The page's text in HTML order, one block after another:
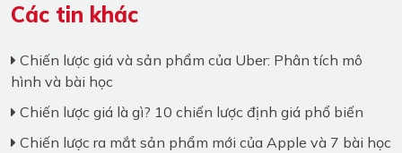
Các tin khác
Chiến lược giá và sản phẩm của Uber: Phân tích mô
hình và bài học
Chiến lược giá là gì? 10 chiến lược định giá phổ biến
Chiến lược ra mắt sản phẩm mới của Apple và 7 bài học